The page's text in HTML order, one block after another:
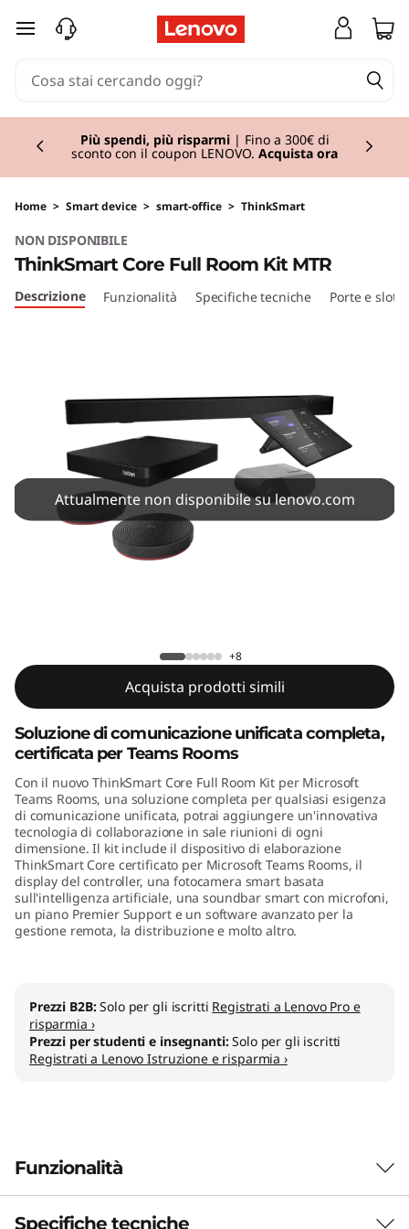
T
k
S
m
a
R
o
o
m
K
passa a contenuto principale
Più spendi, più risparmi | Fino a 300€ di
sconto con il coupon LENOVO. Acquista ora
Home > Smart device > smart-office > ThinkSmart
NON DISPONIBILE
ThinkSmart Core Full Room Kit MTR
Descrizione Funzionalità Specifiche tecniche Porte e slot
Attualmente non disponibile su lenovo.com
+8
Acquista prodotti simili
Soluzione di comunicazione unificata completa,
certificata per Teams Rooms
Con il nuovo ThinkSmart Core Full Room Kit per Microsoft
Teams Rooms, una soluzione completa per qualsiasi esigenza
di comunicazione unificata, potrai aggiungere un'innovativa
tecnologia di collaborazione in sale riunioni di ogni
dimensione. Il kit include il dispositivo di elaborazione
ThinkSmart Core certificato per Microsoft Teams Rooms, il
display del controller, una fotocamera smart basata
sull'intelligenza artificiale, una soundbar smart con microfoni,
un piano Premier Support e un software avanzato per la
gestione remota, la distribuzione e molto altro.
Prezzi B2B:Solo per gli iscritti Registrati a Lenovo Pro e
risparmia ›
Prezzi per studenti e insegnanti:Solo per gli iscritti
Registrati a Lenovo Istruzione e risparmia ›
Funzionalità
Specifiche tecniche